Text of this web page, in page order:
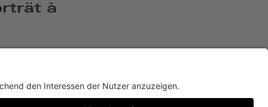
à
Facebook
Instagram
YouTube
TikTok